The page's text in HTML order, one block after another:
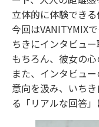
立体的に体験できる
今回はVANITYMIX
ちきにインタビュ
もちろん、彼女の心
また、インタビュ
意向を汲み、いち
る「リアルな回答」